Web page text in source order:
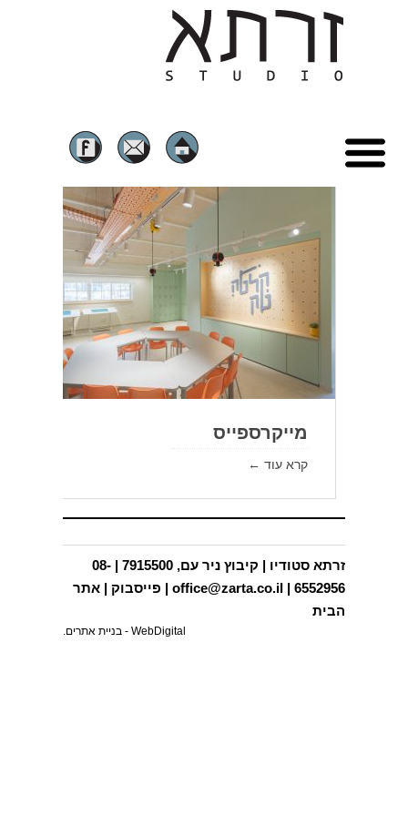
הסיפור שלנו
מבני ציבור
RE-USE ושימור
שכונות מגורים
תכניות בינוי ותב"עות
פרסומים
בפריפריה
צור קשר
מייקרספייס
קרא עוד ←
זרתא סטודיו | קיבוץ ניר עם, 7915500 | 08-
6552956 |
office@zarta.co.il
| פייסבוק | אתר
הבית
WebDigital - בניית אתרים.